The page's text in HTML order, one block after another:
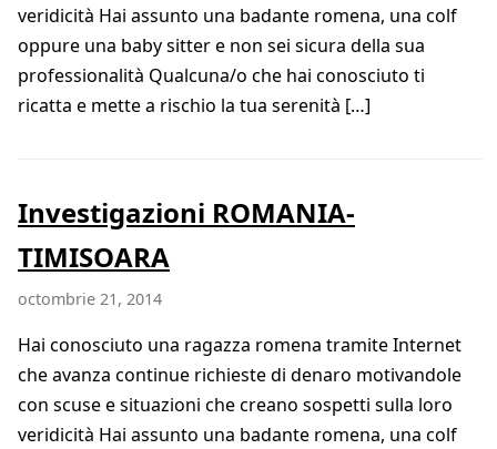
veridicità Hai assunto una badante romena, una colf
oppure una baby sitter e non sei sicura della sua
professionalità Qualcuna/o che hai conosciuto ti
ricatta e mette a rischio la tua serenità […]
Investigazioni ROMANIA-
TIMISOARA
octombrie 21, 2014
Hai conosciuto una ragazza romena tramite Internet
che avanza continue richieste di denaro motivandole
con scuse e situazioni che creano sospetti sulla loro
veridicità Hai assunto una badante romena, una colf